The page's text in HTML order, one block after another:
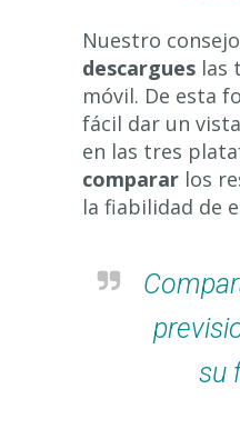
Nuestro
descargues las
móvil. De esta
fácil dar un
en las tres
comparar los
la fiabilidad de
su